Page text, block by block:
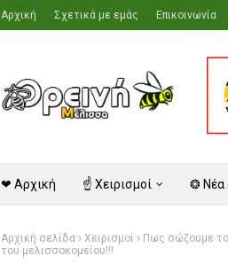
Αρχική Σχετικά με εμάς Επικοινωνία
❤ Αρχική ☝ Χειρισμοί ❂ Νέα
Αρχική σελίδα Χειρισμοί
Πως σώζουμε το
του μελισσοκομείου!!!